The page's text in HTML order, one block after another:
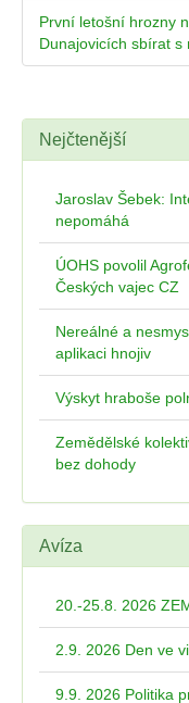
První letošní hrozny
Dunajovicích sbírat s
Nejčtenější
Jaroslav Šebek:
nepomáhá
ÚOHS povolil
Českých vajec CZ
Nereálné a
aplikaci hnojiv
Výskyt hraboše
Zemědělské
bez dohody
Avíza
20.-25.8. 2026
2.9. 2026 Den ve
9.9. 2026 Politika